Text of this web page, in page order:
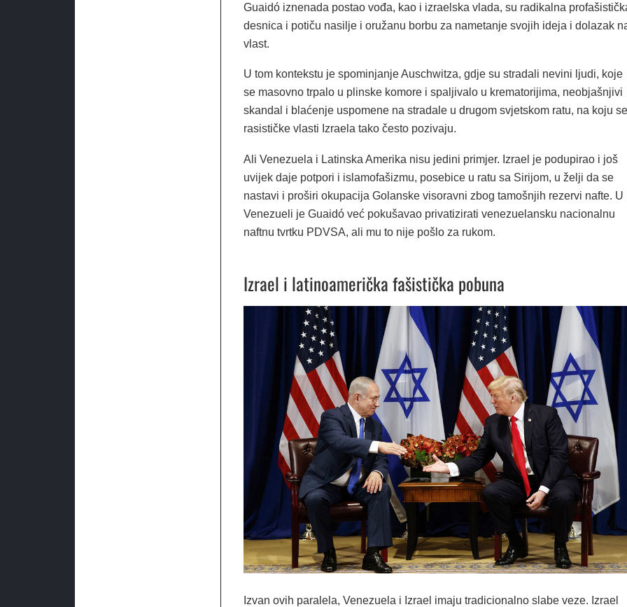
Guaidó iznenada postao vođa, kao i izraelska vlada, su radikalna
desnica i potiču nasilje i oružanu borbu za nametanje svojih ideja i dolazak
vlast.
U tom kontekstu je spominjanje Auschwitza, gdje su stradali nevini ljudi, koje
se masovno trpalo u plinske komore i spaljivalo u krematorijima, neobjašnjivi
skandal i blaćenje uspomene na stradale u drugom svjetskom ratu, na koju se
rasističke vlasti Izraela tako često pozivaju.
Ali Venezuela i Latinska Amerika nisu jedini primjer. Izrael je podupirao i još
uvijek daje potpori i islamofašizmu, posebice u ratu sa Sirijom, u želji da se
nastavi i proširi okupacija Golanske visoravni zbog tamošnjih rezervi nafte. U
Venezueli je Guaidó već pokušavao privatizirati venezuelansku nacionalnu
naftnu tvrtku PDVSA, ali mu to nije pošlo za rukom.
Izrael i latinoamerička fašistička pobuna
Izvan ovih paralela, Venezuela i Izrael imaju tradicionalno slabe veze. Izrael